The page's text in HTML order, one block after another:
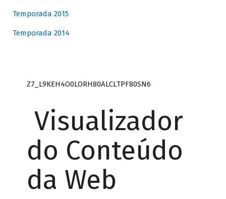
Temporada 2015
Temporada 2014
Z7_L9KEH4O0LORH80ALCLTPF80SN6
Visualizador
do Conteúdo
da Web